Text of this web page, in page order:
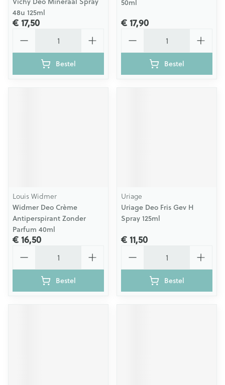
48u 125ml
€ 17,50
Bestel
50ml
€ 17,90
Bestel
Louis Widmer
Widmer Deo Crème
Antiperspirant Zonder
Parfum 40ml
€ 16,50
Bestel
Uriage
Uriage Deo Fris Gev H
Spray 125ml
€ 11,50
Bestel